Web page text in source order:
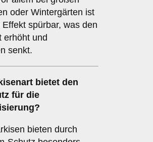
oder Wintergärten ist
spürbar, was den
erhöht und
senkt.
bietet den
für die
?
bieten durch